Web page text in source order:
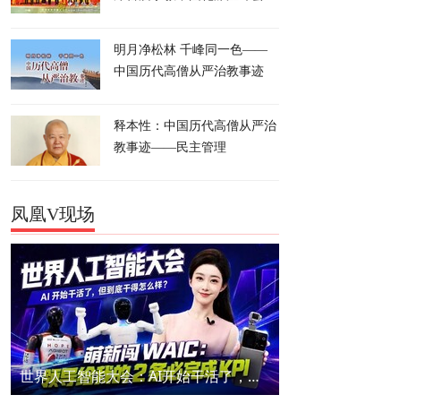
明月净松林 千峰同一色——
中国历代高僧从严治教事迹
释本性：中国历代高僧从严治
教事迹——民主管理
凤凰V现场
世界人工智能大会：AI开始干活了，但到底干的怎么样？萌新闯WAIC